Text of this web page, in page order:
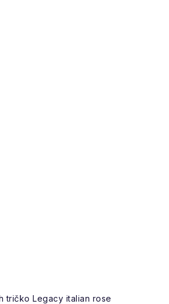
tričko Legacy italian rose